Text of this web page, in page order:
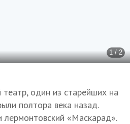
1 / 2
театр, один из старейших на
полтора века назад.
лермонтовский «Маскарад».